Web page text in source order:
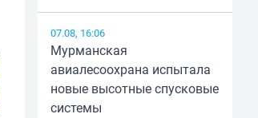
07.08, 16:06
Мурманская
авиалесоохрана испытала
новые высотные спусковые
системы